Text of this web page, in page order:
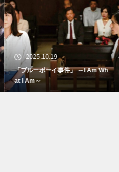
2025.10.19
「ブルーボーイ事件」 ～I Am Wh
at I Am～